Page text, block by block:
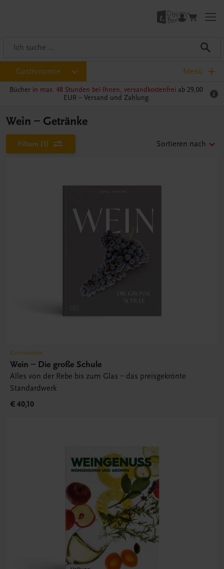
Gastronomie Menü
Bücher in max. 48 Stunden bei Ihnen, versandkostenfrei ab 29,00
EUR – Versand und Zahlung
Wein – Getränke
Filtern (1) Sortieren nach
Gastronomie
Wein – Die große Schule
Alles von der Rebe bis zum Glas – das preisgekrönte
Standardwerk
€ 40,10